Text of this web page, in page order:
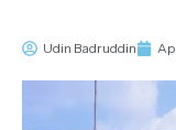
Udin Badruddin